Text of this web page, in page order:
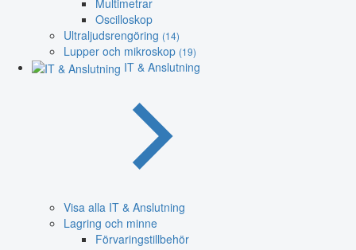
Oscilloskop
Ultraljudsrengöring (14)
Lupper och mikroskop (19)
IT & Anslutning
Visa alla IT & Anslutning
Lagring och minne
Förvaringstillbehör